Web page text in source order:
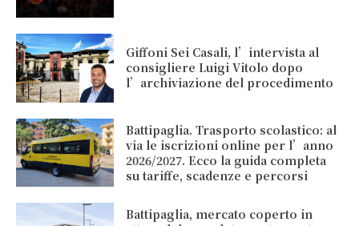
Giffoni Sei Casali, l’intervista al
consigliere Luigi Vitolo dopo
l’archiviazione del procedimento
Battipaglia. Trasporto scolastico: al
via le iscrizioni online per l’anno
2026/2027. Ecco la guida completa
su tariffe, scadenze e percorsi
Battipaglia, mercato coperto in